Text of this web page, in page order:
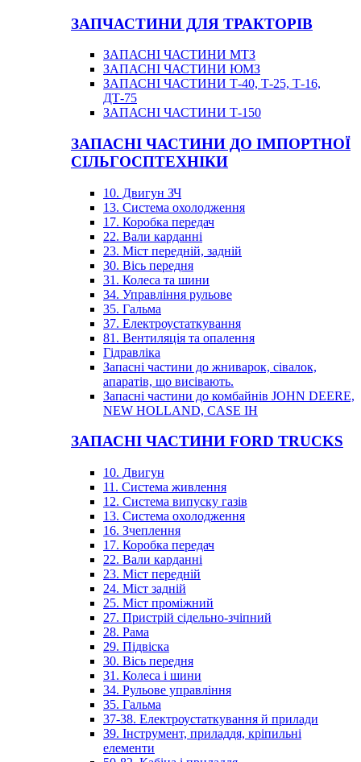
ЗАПЧАСТИНИ ДЛЯ ТРАКТОРІВ
ЗАПАСНІ ЧАСТИНИ МТЗ
ЗАПАСНІ ЧАСТИНИ ЮМЗ
ЗАПАСНІ ЧАСТИНИ Т-40, Т-25, Т-16,
ДТ-75
ЗАПАСНІ ЧАСТИНИ Т-150
ЗАПАСНІ ЧАСТИНИ ДО ІМПОРТНОЇ
СІЛЬГОСПТЕХНІКИ
10. Двигун ЗЧ
13. Система охолодження
17. Коробка передач
22. Вали карданні
23. Міст передній, задній
30. Вісь передня
31. Колеса та шини
34. Управління рульове
35. Гальма
37. Електроустаткування
81. Вентиляція та опалення
Гідравліка
Запасні частини до жниварок, сівалок,
апаратів, що висівають.
Запасні частини до комбайнів JOHN DEERE,
NEW HOLLAND, CASE IH
ЗАПАСНІ ЧАСТИНИ FORD TRUCKS
10. Двигун
11. Система живлення
12. Система випуску газів
13. Система охолодження
16. Зчеплення
17. Коробка передач
22. Вали карданні
23. Міст передній
24. Міст задній
25. Міст проміжний
27. Пристрій сідельно-зчіпний
28. Рама
29. Підвіска
30. Вісь передня
31. Колеса і шини
34. Рульове управління
35. Гальма
37-38. Електроустаткування й прилади
39. Інструмент, приладдя, кріпильні
елементи